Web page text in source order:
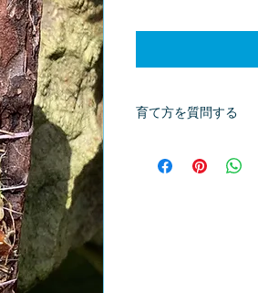
育て方を質問する
※質問へのお返事は